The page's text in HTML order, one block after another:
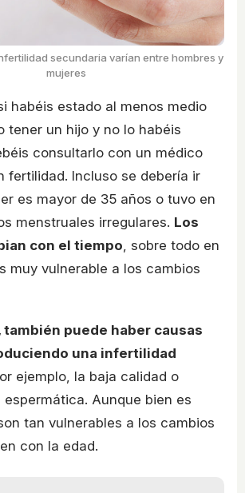
secundaria varían entre hombres y
mujeres
habéis estado al menos medio
tener un hijo y no lo habéis
consultarlo con un médico
fertilidad. Incluso se debería ir
es mayor de 35 años o tuvo en
menstruales irregulares. Los
con el tiempo , sobre todo en
muy vulnerable a los cambios
también puede haber causas
una infertilidad
ejemplo, la baja calidad o
Aunque bien es
tan vulnerables a los cambios
con la edad.